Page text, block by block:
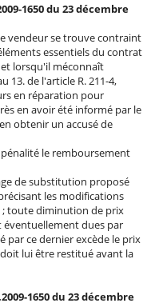
1650 du 23 décembre
vendeur se trouve contraint
essentiels du contrat
lorsqu'il méconnaît
de l'article R. 211-4,
en réparation pour
en avoir été informé par le
obtenir un accusé de
le remboursement
de substitution proposé
les modifications
; toute diminution de prix
dues par
par ce dernier excède le prix
lui être restitué avant la
1650 du 23 décembre